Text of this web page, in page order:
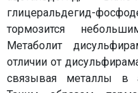
глицеральдегид-
тормозится
Метаболит
отличии от
связывая металлы в